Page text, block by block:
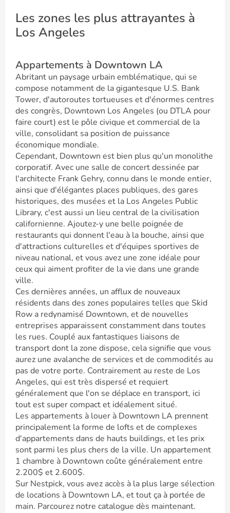
Les zones les plus attrayantes à
Los Angeles
Appartements à Downtown LA
Abritant un paysage urbain emblématique, qui se
compose notamment de la gigantesque U.S. Bank
Tower, d'autoroutes tortueuses et d'énormes centres
des congrès, Downtown Los Angeles (ou DTLA pour
faire court) est le pôle civique et commercial de la
ville, consolidant sa position de puissance
économique mondiale.
Cependant, Downtown est bien plus qu'un monolithe
corporatif. Avec une salle de concert dessinée par
l'architecte Frank Gehry, connu dans le monde entier,
ainsi que d'élégantes places publiques, des gares
historiques, des musées et la Los Angeles Public
Library, c'est aussi un lieu central de la civilisation
californienne. Ajoutez-y une belle poignée de
restaurants qui donnent l'eau à la bouche, ainsi que
d'attractions culturelles et d'équipes sportives de
niveau national, et vous avez une zone idéale pour
ceux qui aiment profiter de la vie dans une grande
ville.
Ces dernières années, un afflux de nouveaux
résidents dans des zones populaires telles que Skid
Row a redynamisé Downtown, et de nouvelles
entreprises apparaissent constamment dans toutes
les rues. Couplé aux fantastiques liaisons de
transport dont la zone dispose, cela signifie que vous
aurez une avalanche de services et de commodités au
pas de votre porte. Contrairement au reste de Los
Angeles, qui est très dispersé et requiert
généralement que l'on se déplace en transport, ici
tout est super compact et idéalement situé.
Les appartements à louer à Downtown LA prennent
principalement la forme de lofts et de complexes
d'appartements dans de hauts buildings, et les prix
sont parmi les plus chers de la ville. Un appartement
1 chambre à Downtown coûte généralement entre
2.200$ et 2.600$.
Sur Nestpick, vous avez accès à la plus large sélection
de locations à Downtown LA, et tout ça à portée de
main. Parcourez notre catalogue dès maintenant.